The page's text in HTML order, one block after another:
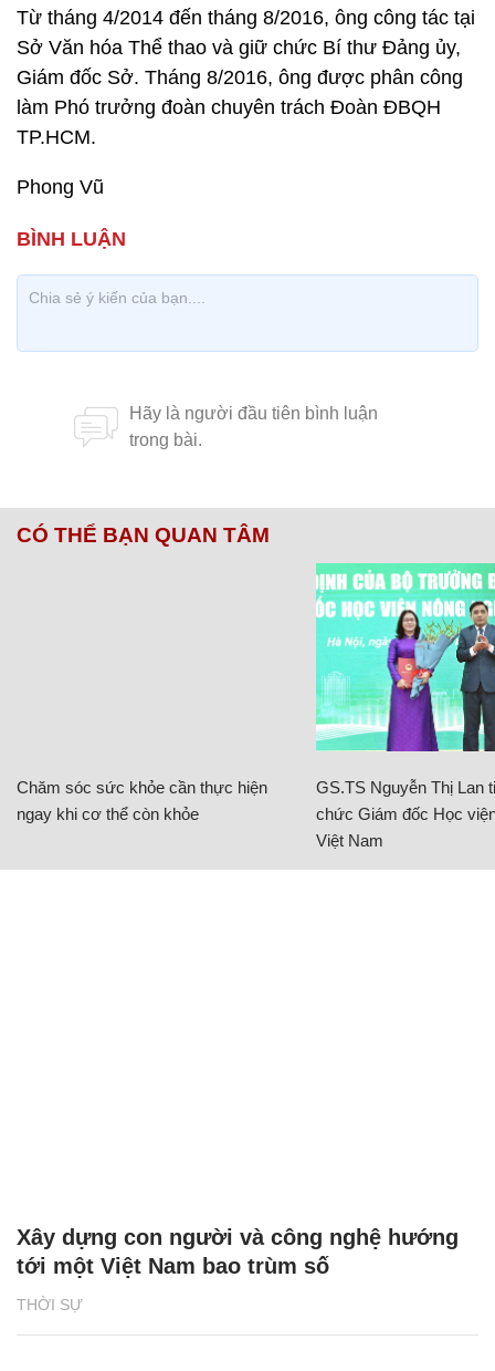
Từ tháng 4/2014 đến tháng 8/2016, ông công tác tại
Sở Văn hóa Thể thao và giữ chức Bí thư Đảng ủy,
Giám đốc Sở. Tháng 8/2016, ông được phân công
làm Phó trưởng đoàn chuyên trách Đoàn ĐBQH
TP.HCM.
Phong Vũ
CÓ THỂ BẠN QUAN TÂM
Chăm sóc sức khỏe cần thực hiện
ngay khi cơ thể còn khỏe
GS.TS Nguyễn Thị Lan
chức Giám đốc Học
Việt Nam
THỜI SỰ
Xây dựng con người và công nghệ hướng
tới một Việt Nam bao trùm số